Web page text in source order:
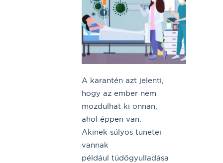
A karantén azt jelenti,
hogy az ember nem
mozdulhat ki onnan,
ahol éppen van.
Akinek súlyos tünetei
vannak
például tüdőgyulladása